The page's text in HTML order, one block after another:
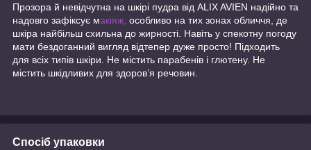
Прозора й невідчутна на шкірі пудра від ALIX AVIEN надійно та
надовго зафіксує макіяж, особливо на тих зонах обличчя, де
шкіра найбільш схильна до жирності. Навіть у спекотну погоду
мати бездоганний вигляд відтепер дуже просто! Підходить
для всіх типів шкіри. Не містить парабенів і глютену. Не
містить шкідливих для здоров’я речовин.
Спосіб упаковки